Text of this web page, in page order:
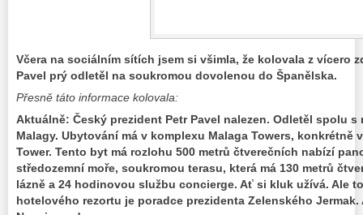
Včera na sociálním sítích jsem si všimla, že kolovala z vícero
Pavel prý odletěl na soukromou dovolenou do Španělska.
Přesně táto informace kolovala:
Aktuálně: Český prezident Petr Pavel nalezen. Odletěl spolu
Malagy. Ubytování má v komplexu Malaga Towers, konkrétně
Tower. Tento byt má rozlohu 500 metrů čtverečních nabízí
středozemní moře, soukromou terasu, která má 130 metrů
lázně a 24 hodinovou službu concierge. Ať si kluk užívá. Ale
hotelového rezortu je poradce prezidenta Zelenského